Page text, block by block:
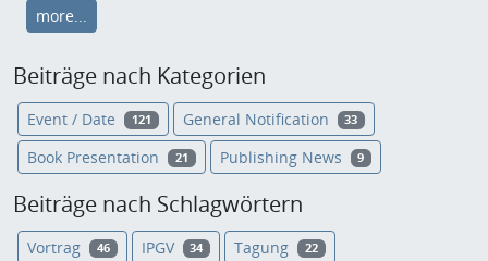
more...
Beiträge nach Kategorien
Event / Date 121 General Notification 33
Book Presentation 21 Publishing News 9
Beiträge nach Schlagwörtern
Vortrag 46 IPGV 34 Tagung 22